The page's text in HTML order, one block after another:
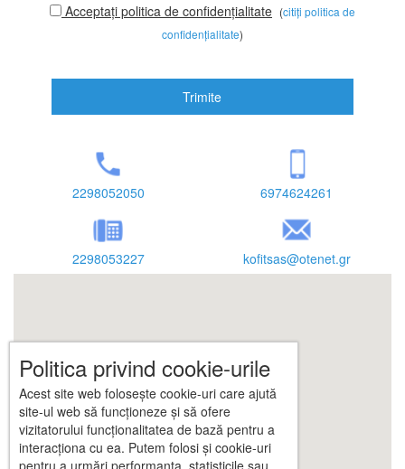
Acceptați politica de confidențialitate (citiți politica de
confidențialitate)
Trimite
2298052050 6974624261
2298053227 kofitsas@otenet.gr
Politica privind cookie-urile
Acest site web folosește cookie-uri care ajută
site-ul web să funcționeze și să ofere
vizitatorului funcționalitatea de bază pentru a
interacționa cu ea. Putem folosi și cookie-uri
pentru a urmări performanța, statisticile sau